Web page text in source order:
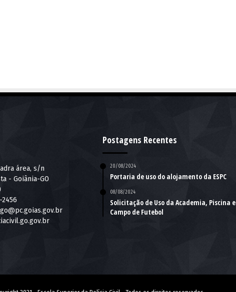
área, s/n
- Goiânia-GO
2456
Postagens Recentes
20/08/2024
Portaria de uso do alojamento da ESPC
08/08/2024
Solicitação de Uso da Academia, Piscina e
Campo de Futebol